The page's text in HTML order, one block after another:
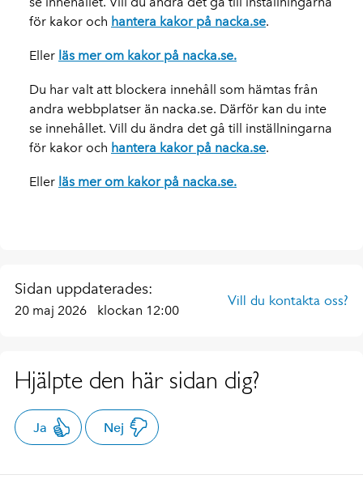
för kakor och hantera kakor på nacka.se.
Eller läs mer om kakor på nacka.se.
Du har valt att blockera innehåll som hämtas från
andra webbplatser än nacka.se. Därför kan du inte
se innehållet. Vill du ändra det gå till inställningarna
för kakor och hantera kakor på nacka.se.
Eller läs mer om kakor på nacka.se.
Sidan uppdaterades:
20 maj 2026 klockan 12:00
Vill du kontakta oss?
Hjälpte den här sidan dig?
Ja Nej